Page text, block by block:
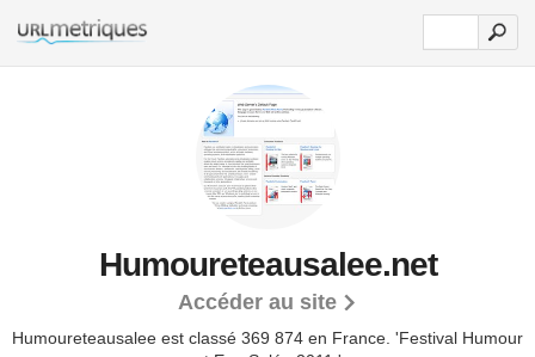
Humoureteausalee.net
Accéder au site
Humoureteausalee est classé 369 874 en France. 'Festival Humour